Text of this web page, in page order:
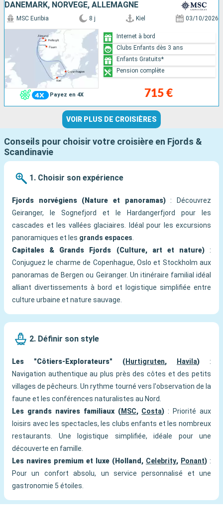
DANEMARK, NORVÈGE, ALLEMAGNE
Payez en 4X
MSC Euribia 8 j Kiel 03/10/2026
715 €
Internet à bord
Clubs Enfants dès 3 ans
Enfants Gratuits*
Pension complète
VOIR PLUS DE CROISIÈRES
Conseils pour choisir votre croisière en Fjords &
Scandinavie
1. Choisir son expérience
Fjords norvégiens (Nature et panoramas): Découvrez
Geiranger, le Sognefjord et le Hardangerfjord pour les
cascades et les vallées glaciaires. Idéal pour les excursions
panoramiques et les grands espaces.
Capitales & Grands Fjords (Culture, art et nature):
Conjuguez le charme de Copenhague, Oslo et Stockholm aux
panoramas de Bergen ou Geiranger. Un itinéraire familial idéal
alliant divertissements à bord et logistique simplifiée entre
culture urbaine et nature sauvage.
2. Définir son style
Les "Côtiers-Explorateurs" (Hurtigruten, Havila) :
Navigation authentique au plus près des côtes et des petits
villages de pêcheurs. Un rythme tourné vers l'observation de la
faune et les conférences naturalistes au Nord.
Les grands navires familiaux (MSC, Costa) : Priorité aux
loisirs avec les spectacles, les clubs enfants et les nombreux
restaurants. Une logistique simplifiée, idéale pour une
découverte en famille.
Les navires premium et luxe (Holland, Celebrity, Ponant) :
Pour un confort absolu, un service personnalisé et une
gastronomie 5 étoiles.